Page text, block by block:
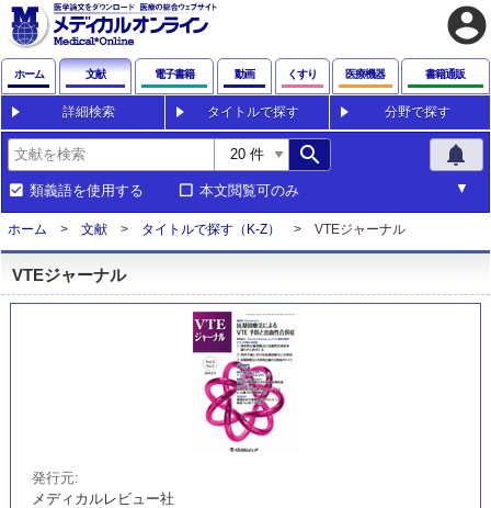
account_circle
ホーム 文献 電子書籍 動画 くすり 医療機器 書籍通販
詳細検索 タイトルで探す 分野で探す
search notifications
類義語を使用する 本文閲覧可のみ
ホーム 文献 タイトルで探す（K-Z） VTEジャーナル
VTEジャーナル
発行元
メディカルレビュー社